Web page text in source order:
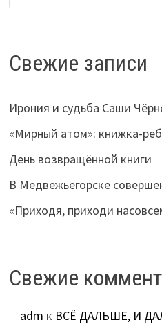
Свежие записи
Ирония и судьба Саши
«Мирный атом»: книжка-
День возвращённой книги
В Медвежьегорске
«Приходя, приходи
Свежие
adm к ВСЁ ДАЛЬШЕ, И